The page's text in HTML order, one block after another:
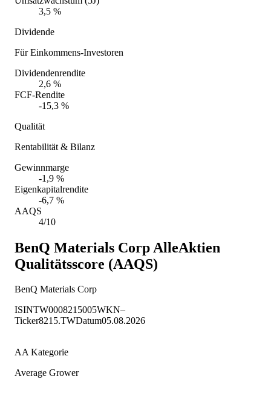
3,5 %
Dividende
Für Einkommens-Investoren
Dividendenrendite
2,6 %
FCF-Rendite
-15,3 %
Qualität
Rentabilität & Bilanz
Gewinnmarge
-1,9 %
Eigenkapitalrendite
-6,7 %
AAQS
4/10
BenQ Materials Corp AlleAktien
Qualitätsscore (AAQS)
BenQ Materials Corp
ISINTW0008215005WKN–
Ticker8215.TWDatum05.08.2026
AA Kategorie
Average Grower